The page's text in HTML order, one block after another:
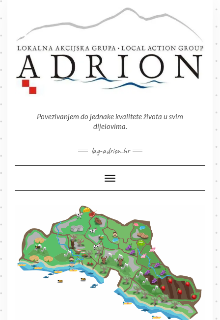
Skip
Povezivanjem do jednake kvalitete života u svim
dijelovima.
lag-adrion.hr
Toggle Navigation